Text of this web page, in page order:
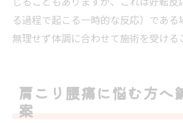
る過程で起こる一時的な反応）である
無理せず体調に合わせて施術を受ける
肩こり腰痛に悩む方へ
案